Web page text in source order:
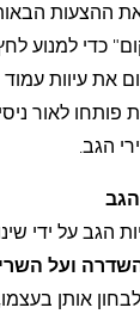
ההצעות
כדי למנוע
את עיוות
לאור
הגב.
הגב על ידי
ועל
אותן